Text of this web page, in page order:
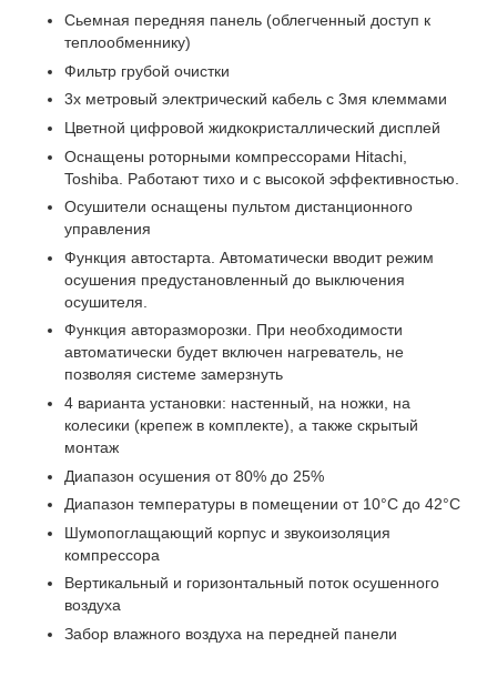
Cьемная передняя панель (облегченный доступ к
теплообменнику)
Фильтр грубой очистки
3х метровый электрический кабель с 3мя клеммами
Цветной цифровой жидкокристаллический дисплей
Оснащены роторными компрессорами Hitachi,
Toshiba. Работают тихо и с высокой эффективностью.
Осушители оснащены пультом дистанционного
управления
Функция автостарта. Автоматически вводит режим
осушения предустановленный до выключения
осушителя.
Функция авторазморозки. При необходимости
автоматически будет включен нагреватель, не
позволяя системе замерзнуть
4 варианта установки: настенный, на ножки, на
колесики (крепеж в комплекте), а также скрытый
монтаж
Диапазон осушения от 80% до 25%
Диапазон температуры в помещении от 10°C до 42°C
Шумопоглащающий корпус и звукоизоляция
компрессора
Вертикальный и горизонтальный поток осушенного
воздуха
Забор влажного воздуха на передней панели